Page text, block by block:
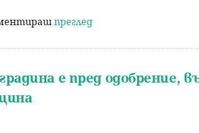
преглед
е пред одобрение,